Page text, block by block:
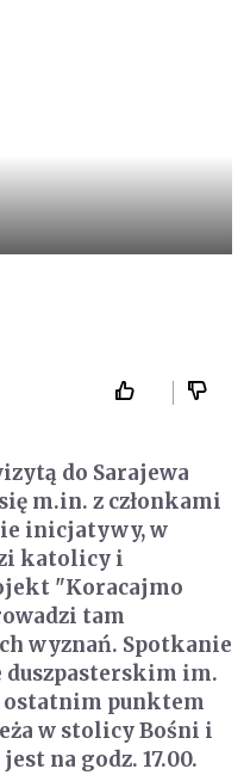
do Sarajewa
m.in. z członkami
inicjatywy, w
katolicy i
"Koracajmo
tam
wyznań. Spotkanie
im.
ostatnim punktem
w stolicy Bośni i
na godz. 17.00.